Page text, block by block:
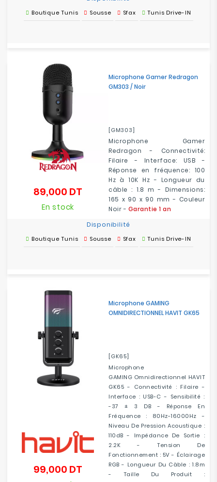
Boutique Tunis Sousse Sfax Tunis Drive-IN
Microphone Gamer Redragon
GM303 / Noir
[GM303]
Microphone Gamer
Redragon - Connectivité:
Filaire - Interface: USB -
Réponse en fréquence: 100
Hz à 10K Hz - Longueur du
câble : 1.8 m - Dimensions:
165 x 90 x 90 mm - Couleur
Noir - Garantie 1 an
89,000 DT
En stock
Disponibilité
Boutique Tunis Sousse Sfax Tunis Drive-IN
Microphone GAMING
OMNIDIRECTIONNEL HAVIT GK65
[GK65]
Microphone
GAMING Omnidirectionnel HAVIT
GK65 - Connectivité : Filaire -
Interface : USB-C - Sensibilité :
-37 ± 3 DB - Réponse En
Fréquence : 80Hz-16000Hz -
Niveau De Pression Acoustique :
110dB - Impédance De Sortie :
2.2K - Tension De
Fonctionnement : 5V - Éclairage
RGB - Longueur Du Câble : 1.8m
- Taille Du Produit :
99,000 DT